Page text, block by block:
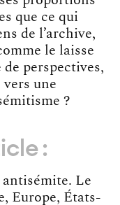
que ce qui
de l’archive,
le laisse
perspectives,
une
?
:
antisémite. Le
Europe, États-